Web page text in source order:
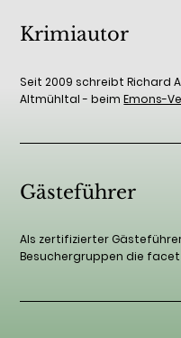
Krimiautor
Seit 2009 schreibt Richard
Altmühltal - beimEmons-
Gästeführer
Als zertifizierter
Besuchergruppen die